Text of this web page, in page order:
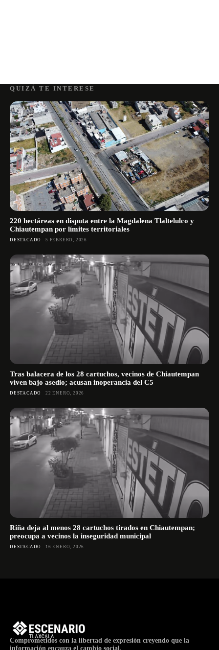
QUIZÁ TE INTERESE
220 hectáreas en disputa entre la Magdalena Tlaltelulco y
Chiautempan por límites territoriales
DESTACADO 5 FEBRERO, 2026
Tras balacera de los 28 cartuchos, vecinos de Chiautempan
viven bajo asedio; acusan inoperancia del C5
DESTACADO 22 ENERO, 2026
Riña deja al menos 28 cartuchos tirados en Chiautempan;
preocupa a vecinos la inseguridad municipal
DESTACADO 16 ENERO, 2026
Comprometidos con la libertad de expresión creyendo que la
información encauza el cambio social.